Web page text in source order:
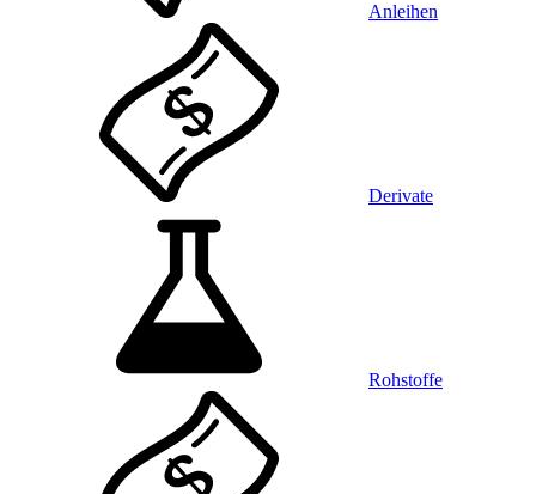
Anleihen
Derivate
Rohstoffe